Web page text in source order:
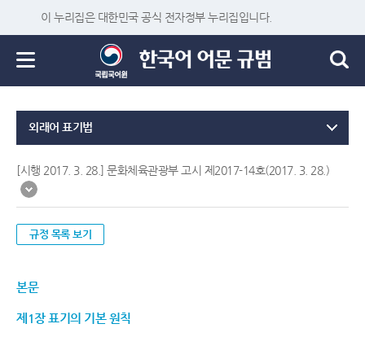
이 누리집은 대한민국 공식 전자정부 누리집입니다.
외래어 표기법
[시행 2017. 3. 28.] 문화체육관광부 고시 제2017-14호(2017. 3. 28.)
규정 목록 보기
본문
제1장 표기의 기본 원칙